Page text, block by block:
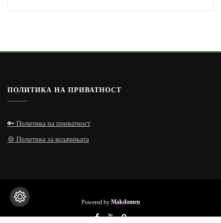
ПОЛИТИКА НА ПРИВАТНОСТ
🔑 Политика на приватност
🍪 Политика за колачињата
Powered by Makdomen